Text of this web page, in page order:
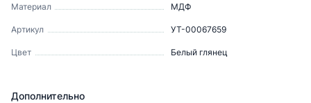
Материал МДФ
Артикул УТ-00067659
Цвет Белый глянец
Дополнительно